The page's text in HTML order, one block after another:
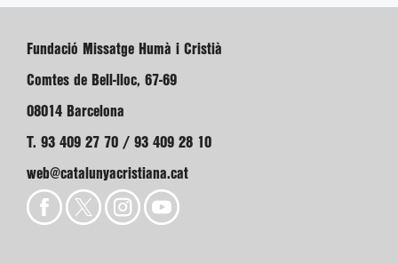
Fundació Missatge Humà i Cristià
Comtes de Bell-lloc, 67-69
08014 Barcelona
T. 93 409 27 70 / 93 409 28 10
web@catalunyacristiana.cat